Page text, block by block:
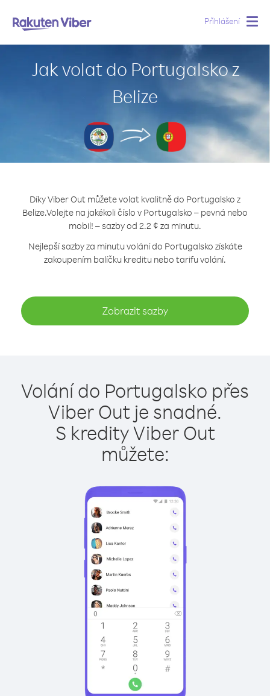
Přihlášení
Jak volat do Portugalsko z
Belize
Díky Viber Out můžete volat kvalitně do Portugalsko z
Belize.Volejte na jakékoli číslo v Portugalsko – pevná nebo
mobil! – sazby od 2.2 ¢ za minutu.
Nejlepší sazby za minutu volání do Portugalsko získáte
zakoupením balíčku kreditu nebo tarifu volání.
Zobrazit sazby
Volání do Portugalsko přes
Viber Out je snadné.
S kredity Viber Out
můžete: